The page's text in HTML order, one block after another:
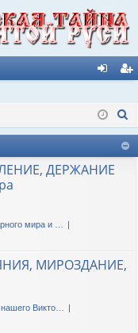
д ис
тр
ДЕРЖАНИЕ
мира и …
МИРОЗДАНИЕ,
Викто…